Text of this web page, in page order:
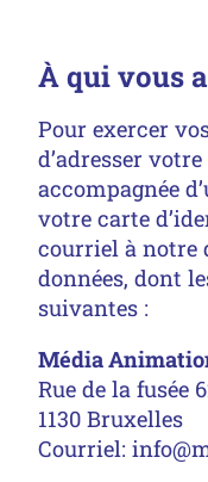
À qui vous
Pour exercer
d’adresser
accompagnée
votre carte
courriel à notre
données, dont
suivantes :
Média
Rue de la fusée
1130 Bruxelles
Courriel: